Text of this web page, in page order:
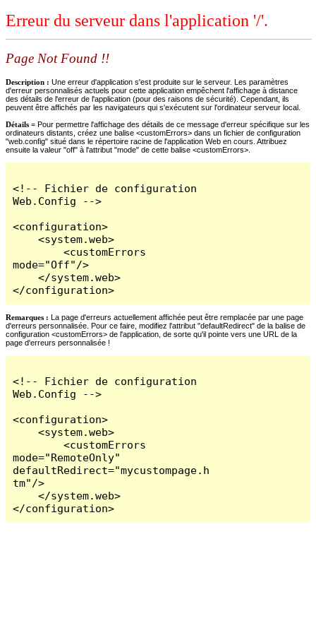
Erreur du serveur dans l'application '/'.
Page Not Found !!
Description : Une erreur d'application s'est produite sur le serveur. Les paramètres
d'erreur personnalisés actuels pour cette application empêchent l'affichage à distance
des détails de l'erreur de l'application (pour des raisons de sécurité). Cependant, ils
peuvent être affichés par les navigateurs qui s'exécutent sur l'ordinateur serveur local.
Détails = Pour permettre l'affichage des détails de ce message d'erreur spécifique sur les
ordinateurs distants, créez une balise <customErrors> dans un fichier de configuration
"web.config" situé dans le répertoire racine de l'application Web en cours. Attribuez
ensuite la valeur "off" à l'attribut "mode" de cette balise <customErrors>.
<!-- Fichier de configuration
Web.Config -->
<configuration>
    <system.web>
        <customErrors
mode="Off"/>
    </system.web>
</configuration>
Remarques : La page d'erreurs actuellement affichée peut être remplacée par une page
d'erreurs personnalisée. Pour ce faire, modifiez l'attribut "defaultRedirect" de la balise de
configuration <customErrors> de l'application, de sorte qu'il pointe vers une URL de la
page d'erreurs personnalisée !
<!-- Fichier de configuration
Web.Config -->
<configuration>
    <system.web>
        <customErrors
mode="RemoteOnly"
defaultRedirect="mycustompage.h
tm"/>
    </system.web>
</configuration>